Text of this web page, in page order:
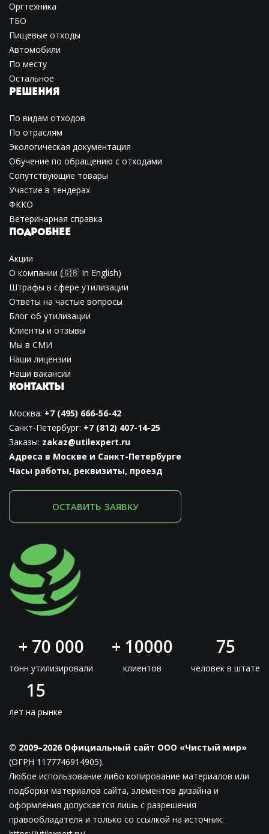
Оргтехника
ТБО
Пищевые отходы
Автомобили
По месту
Остальное
РЕШЕНИЯ
По видам отходов
По отраслям
Экологическая документация
Обучение по обращению с отходами
Сопутствующие товары
Участие в тендерах
ФККО
Ветеринарная справка
ПОДРОБНЕЕ
Акции
О компании (🇬🇧 In English)
Штрафы в сфере утилизации
Ответы на частые вопросы
Блог об утилизации
Клиенты и отзывы
Мы в СМИ
Наши лицензии
Наши вакансии
КОНТАКТЫ
Москва: +7 (495) 666-56-42
Санкт-Петербург: +7 (812) 407-14-25
Заказы: zakaz@utilexpert.ru
Адреса в Москве и Санкт-Петербурге
Часы работы, реквизиты, проезд
ОСТАВИТЬ ЗАЯВКУ
+ 70 000
тонн утилизировали
+ 10000
клиентов
75
человек в штате
15
лет на рынке
© 2009–2026 Официальный сайт ООО «Чистый мир»
(ОГРН 1177746914905).
Любое использование либо копирование материалов или
подборки материалов сайта, элементов дизайна и
оформления допускается лишь с разрешения
правообладателя и только со ссылкой на источник: